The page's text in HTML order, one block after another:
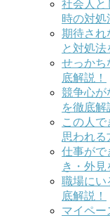
社会人
時の対処
期待され
と対処法
せっかち
底解説！
競争心が
を徹底解
この人
思われる
仕事がで
き・外見
職場にい
底解説！
マイペー